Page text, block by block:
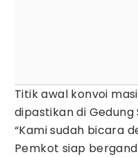
Titik awal konvoi
dipastikan di Gedung
“Kami sudah bicara
Pemkot siap